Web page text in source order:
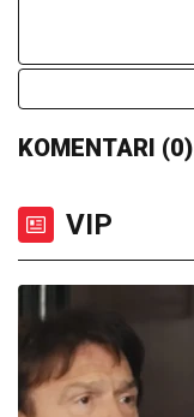
KOMENTARI (0)
VIP